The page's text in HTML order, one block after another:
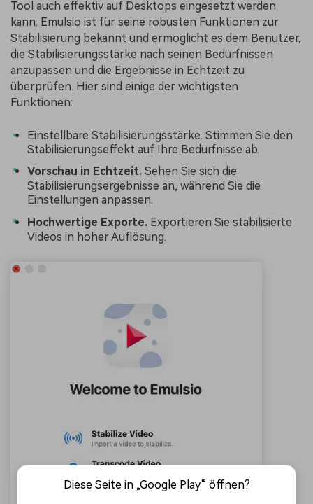
Tool auch effektiv auf Desktops eingesetzt werden
kann. Emulsio ist für seine robusten Funktionen zur
Stabilisierung bekannt und ermöglicht es dem Benutzer,
die Stabilisierungsstärke nach seinen Bedürfnissen
anzupassen und die Ergebnisse in Echtzeit zu
überprüfen. Hier sind einige der wichtigsten
Funktionen:
Einstellbare Stabilisierungsstärke. Stimmen Sie den
Stabilisierungseffekt auf Ihre Bedürfnisse ab.
Vorschau in Echtzeit. Sehen Sie sich die
Stabilisierungsergebnisse an, während Sie die
Einstellungen anpassen.
Hochwertige Exporte. Exportieren Sie stabilisierte
Videos in hoher Auflösung.
Diese Seite in „Google Play“ öffnen?